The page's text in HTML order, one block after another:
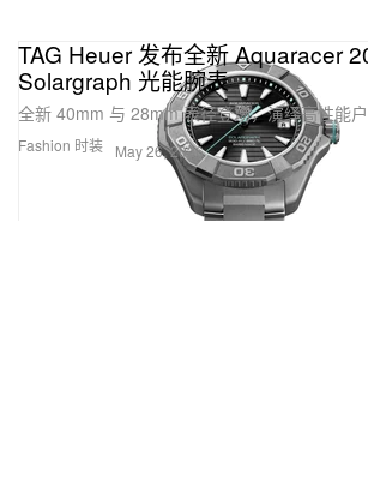
Fashion 时装
TAG Heuer 发布全新 Aquaracer
Solargraph 光能腕表
全新 40mm 与 28mm 表径登场，演绎高性能户
May 26, 2026